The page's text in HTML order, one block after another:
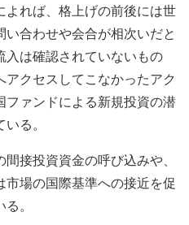
よれば、格上げの前後には世
合わせや会合が相次いだと
入は確認されていないもの
クセスしてこなかったアク
ファンドによる新規投資の潜
る。
接投資資金の呼び込みや、
場の国際基準への接近を促
。